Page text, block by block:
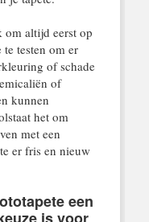
altijd eerst op
testen om er
of schade
of
kunnen
het om
met een
er fris en nieuw
een